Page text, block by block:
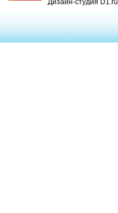
Дизайн-студия D1.ru